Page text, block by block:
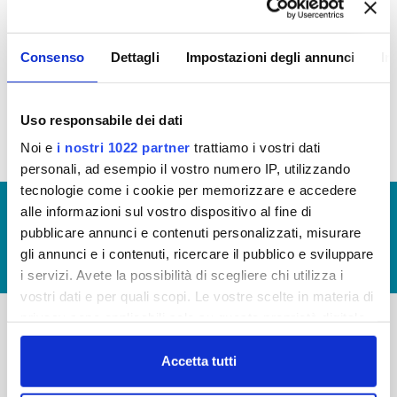
Consenso Dettagli Impostazioni degli annunci
Uso responsabile dei dati
Noi e i nostri 1022 partner trattiamo i vostri dati
personali, ad esempio il vostro numero IP, utilizzando
tecnologie come i cookie per memorizzare e accedere
alle informazioni sul vostro dispositivo al fine di
pubblicare annunci e contenuti personalizzati, misurare
gli annunci e i contenuti, ricercare il pubblico e sviluppare
i servizi. Avete la possibilità di scegliere chi utilizza i
vostri dati e per quali scopi. Le vostre scelte in materia di
in cui avete effettuato le vostre scelte. È possibile
modificare o revocare il proprio consenso in qualsiasi
momento dalla Dichiarazione sui cookie o facendo clic
Accetta tutti
© Copyright 2017 - 2026
GLOSSARIO
GIUDICA IL SERVIZIO
LAVORA CON NOI
FAQ